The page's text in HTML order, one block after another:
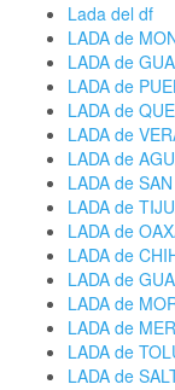
Lada del df
LADA de
LADA de
LADA de
LADA de
LADA de
LADA de
LADA de
LADA de
LADA de
LADA de
LADA de
LADA de
LADA de
LADA de
LADA de